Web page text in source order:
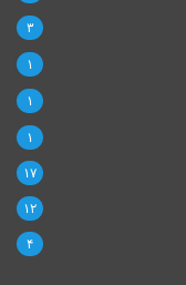
۳
۱
۱
۱
۱۷
۱۲
۴